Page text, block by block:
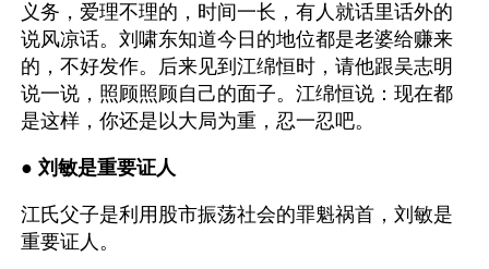
义务，爱理不理的，时间一长，有人就话里话外的
说风凉话。刘啸东知道今日的地位都是老婆给赚来
的，不好发作。后来见到江绵恒时，请他跟吴志明
说一说，照顾照顾自己的面子。江绵恒说：现在都
是这样，你还是以大局为重，忍一忍吧。
● 刘敏是重要证人
江氏父子是利用股市振荡社会的罪魁祸首，刘敏是
重要证人。